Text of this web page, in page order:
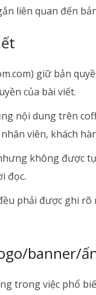
liên quan đến
giữ bản
của bài viết.
nội dung trên
viên, khách
không được
đọc.
phải được ghi
banner/
trong việc phổ